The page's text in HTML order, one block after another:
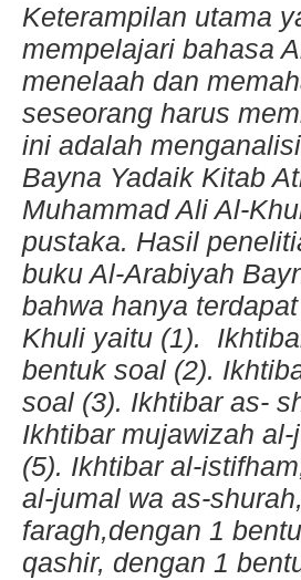
Keterampilan utama
mempelajari bahasa
menelaah dan
seseorang harus
ini adalah
Bayna Yadaik Kitab
Muhammad Ali Al-
pustaka. Hasil
buku Al-Arabiyah
bahwa hanya
Khuli yaitu (1).
bentuk soal (2).
soal (3). Ikhtibar as-
Ikhtibar mujawizah
(5). Ikhtibar al-
al-jumal wa as-
faragh,dengan 1
qashir, dengan 1